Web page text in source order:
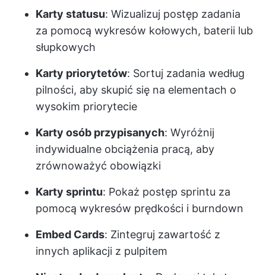
Karty statusu: Wizualizuj postęp zadania
za pomocą wykresów kołowych, baterii lub
słupkowych
Karty priorytetów: Sortuj zadania według
pilności, aby skupić się na elementach o
wysokim priorytecie
Karty osób przypisanych: Wyróżnij
indywidualne obciążenia pracą, aby
zrównoważyć obowiązki
Karty sprintu: Pokaż postęp sprintu za
pomocą wykresów prędkości i burndown
Embed Cards: Zintegruj zawartość z
innych aplikacji z pulpitem